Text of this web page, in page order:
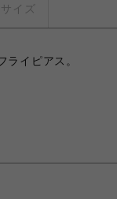
サイズ
ライピアス。